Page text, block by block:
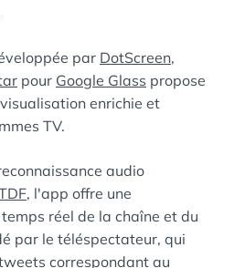
par DotScreen,
pour Google Glass propose
enrichie et
TV.
audio
, l'app offre une
réel de la chaîne et du
par le téléspectateur, qui
correspondant au